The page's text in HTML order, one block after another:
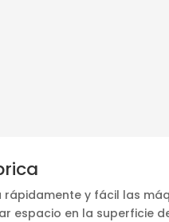
y fácil las
espacio en la superficie